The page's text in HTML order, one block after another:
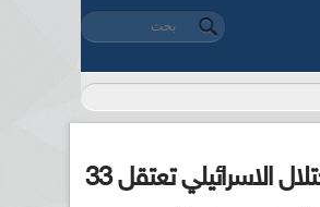
استمارة البحث
‏بحث ‏
قوات الاحتلال الاسرائيلي تعتقل 33